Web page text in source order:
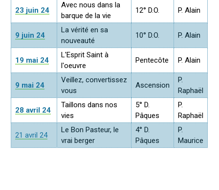
23 juin 24
Avec nous dans la
barque de la vie
12° D.O. P. Alain
9 juin 24
La vérité en sa
nouveauté
10° D.O. P. Alain
19 mai 24
L'Esprit Saint à
l'oeuvre
Pentecôte P. Alain
9 mai 24
Veillez, convertissez
vous
Ascension
P.
Raphaël
28 avril 24
Taillons dans nos
vies
5° D.
Pâques
P.
Raphaël
21 avril 24
Le Bon Pasteur, le
vrai berger
4° D.
Pâques
P.
Maurice